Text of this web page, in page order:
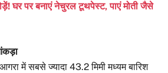
घर पर बनाएं नेचुरल टूथपेस्ट, पाएं मोती जैसे
में सबसे ज्यादा 43.2 मिमी मध्यम बारिश